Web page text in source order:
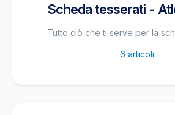
Scheda tesserati -
Tutto ciò che ti serve per la
6 articoli